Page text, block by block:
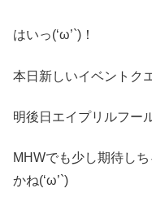
はいっ(‘ω’`)！
本日新しいイベントク
明後日エイプリルフール
MHWでも少し期待し
かね(‘ω’`)